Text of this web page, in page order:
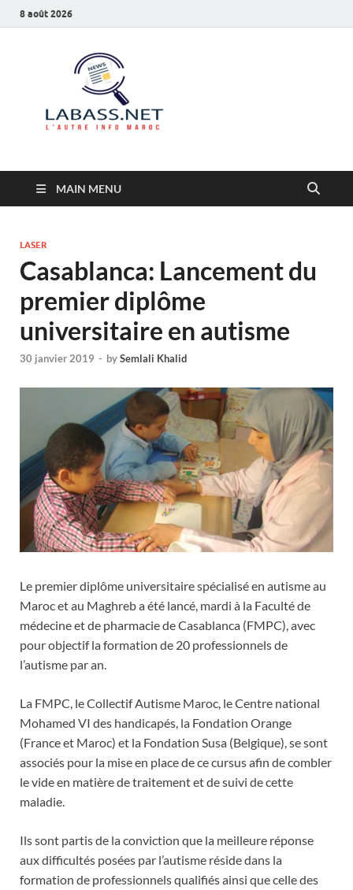
8 août 2026
MAIN MENU
LASER
Casablanca: Lancement du
premier diplôme
universitaire en autisme
30 janvier 2019 - bySemlali Khalid
Le premier diplôme universitaire spécialisé en autisme au
Maroc et au Maghreb a été lancé, mardi à la Faculté de
médecine et de pharmacie de Casablanca (FMPC), avec
pour objectif la formation de 20 professionnels de
l’autisme par an.
La FMPC, le Collectif Autisme Maroc, le Centre national
Mohamed VI des handicapés, la Fondation Orange
(France et Maroc) et la Fondation Susa (Belgique), se sont
associés pour la mise en place de ce cursus afin de combler
le vide en matière de traitement et de suivi de cette
maladie.
Ils sont partis de la conviction que la meilleure réponse
aux difficultés posées par l’autisme réside dans la
formation de professionnels qualifiés ainsi que celle des